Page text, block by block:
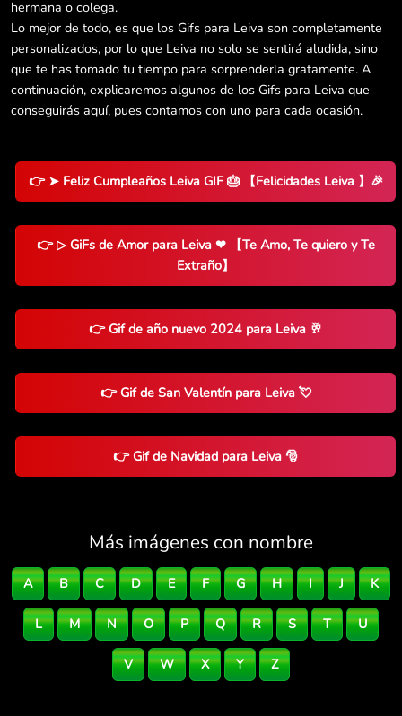
hermana o colega.
Lo mejor de todo, es que los Gifs para Leiva son completamente
personalizados, por lo que Leiva no solo se sentirá aludida, sino
que te has tomado tu tiempo para sorprenderla gratamente. A
continuación, explicaremos algunos de los Gifs para Leiva que
conseguirás aquí, pues contamos con uno para cada ocasión.
👉 ➤ Feliz Cumpleaños Leiva GIF 🎂 【Felicidades Leiva 】🎉
👉 ▷ GiFs de Amor para Leiva ❤ 【Te Amo, Te quiero y Te
Extraño】
👉 Gif de año nuevo 2024 para Leiva 🥂
👉 Gif de San Valentín para Leiva 💘
👉 Gif de Navidad para Leiva 🎅
Más imágenes con nombre
A B C D E F G H I J K
L M N O P Q R S T U
V W X Y Z